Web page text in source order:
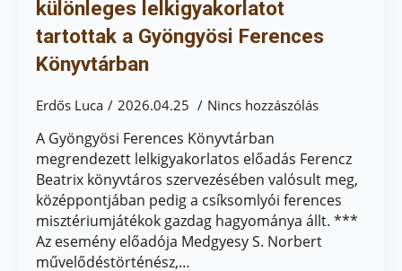
különleges lelkigyakorlatot
tartottak a Gyöngyösi Ferences
Könyvtárban
Erdős Luca 2026.04.25 Nincs hozzászólás
A Gyöngyösi Ferences Könyvtárban
megrendezett lelkigyakorlatos előadás Ferencz
Beatrix könyvtáros szervezésében valósult meg,
középpontjában pedig a csíksomlyói ferences
misztériumjátékok gazdag hagyománya állt. ***
Az esemény előadója Medgyesy S. Norbert
művelődéstörténész,…